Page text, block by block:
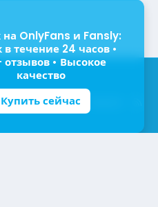
Помощь
S
OnlyFans и Fansly:
в течение 24 часов •
отзывов • Высокое
качество
Купить сейчас